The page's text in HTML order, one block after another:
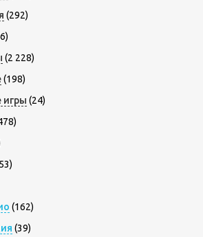
(292)
(2 228)
(198)
игры (24)
(162)
(39)